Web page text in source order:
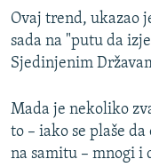
Ovaj trend, ukazao
sada na "putu da
Sjedinjenim
Mada je nekoliko
to – iako se plaše
na samitu – mnogi i